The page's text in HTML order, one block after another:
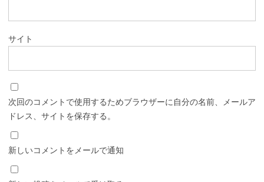
サイト
次回のコメントで使用するためブラウザーに自分の名前、メールア
ドレス、サイトを保存する。
新しいコメントをメールで通知